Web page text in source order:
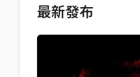
最新發布